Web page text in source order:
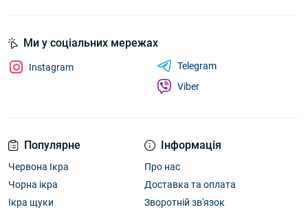
Популярне
Червона Ікра
Чорна ікра
Ікра щуки
Інформація
Про нас
Доставка та оплата
Зворотній зв'язок
Ми у соціальних мережах
Instagram
Telegram
Viber